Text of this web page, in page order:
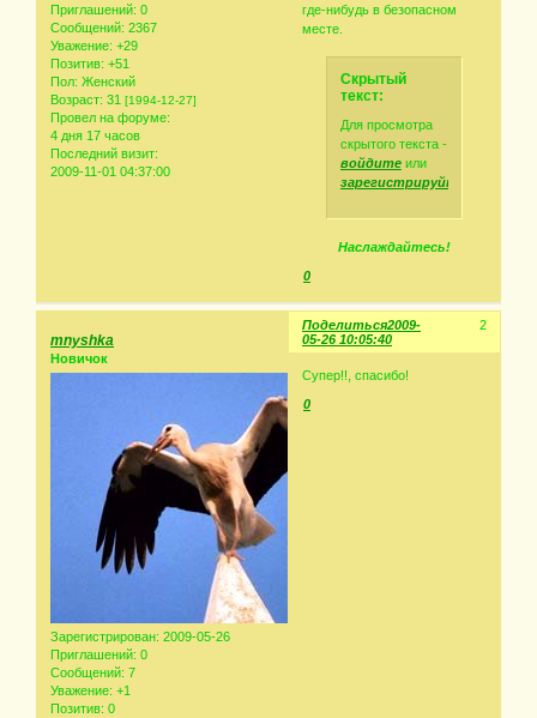
Приглашений: 0
Сообщений: 2367
Уважение: +29
Позитив: +51
Пол: Женский
Возраст: 31 [1994-12-27]
Провел на форуме:
4 дня 17 часов
Последний визит:
2009-11-01 04:37:00
где-нибудь в безопасном
месте.
Скрытый
текст:
Для просмотра
скрытого текста -
войдитеили
зарегистрируйтесь
Наслаждайтесь!
0
Поделиться 2
2009-
05-26 10:05:40
mnyshka
Новичок
Зарегистрирован: 2009-05-26
Приглашений: 0
Сообщений: 7
Уважение: +1
Позитив: 0
Супер!!, спасибо!
0